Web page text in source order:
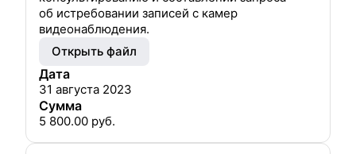
об истребовании записей с камер
видеонаблюдения.
Открыть файл
Дата
31 августа 2023
Сумма
5 800.00 руб.